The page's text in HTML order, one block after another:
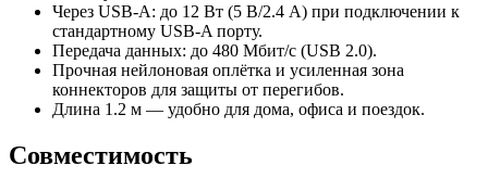
Через USB‑A: до 12 Вт (5 В/2.4 A) при подключении к
стандартному USB‑A порту.
Передача данных: до 480 Мбит/с (USB 2.0).
Прочная нейлоновая оплётка и усиленная зона
коннекторов для защиты от перегибов.
Длина 1.2 м — удобно для дома, офиса и поездок.
Совместимость